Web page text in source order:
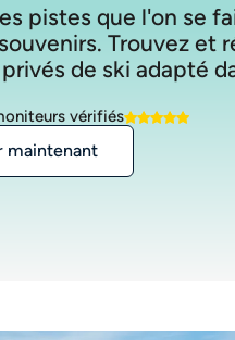
pistes que l'on se
Trouvez et
de ski adapté
vérifiés
maintenant